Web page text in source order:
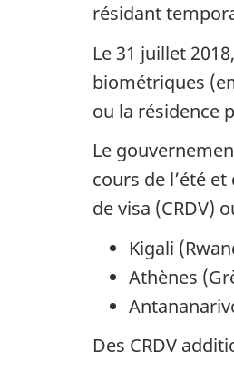
résidant
Le 31 juillet
biométriques
ou la résidence
Le
cours de l’été
de visa (CRDV)
Kigali
Athènes
Des CRDV